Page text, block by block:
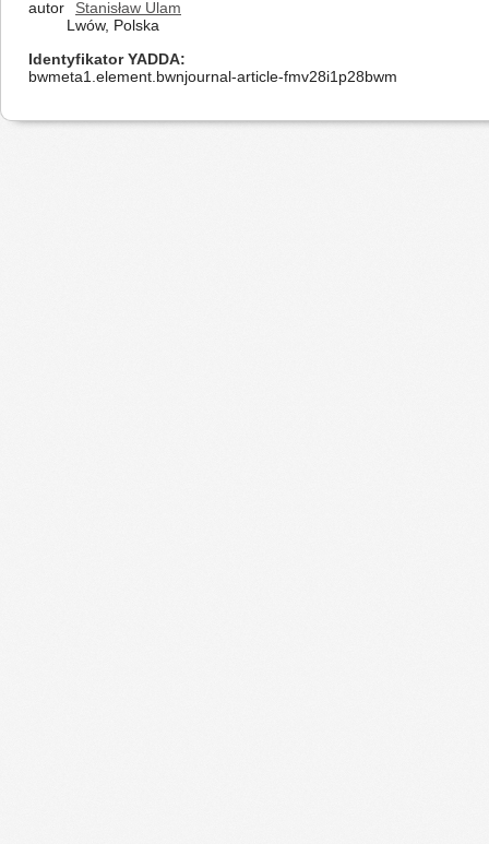
autor
Stanisław Ulam
Lwów, Polska
Identyfikator YADDA
bwmeta1.element.bwnjournal-article-fmv28i1p28bwm